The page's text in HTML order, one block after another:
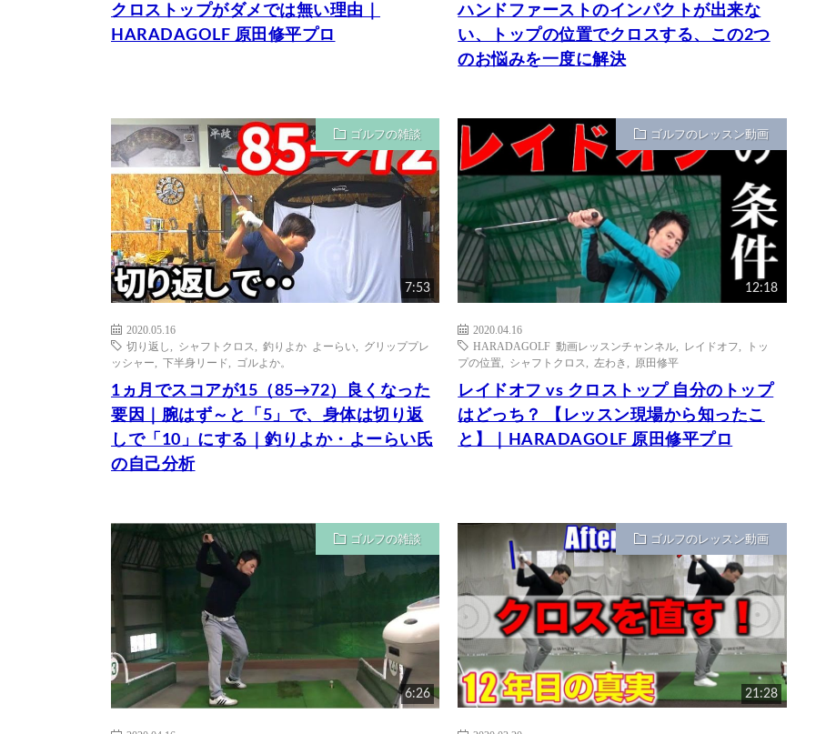
クロストップがダメでは無い理由｜
HARADAGOLF 原田修平プロ
ハンドファーストのインパクトが出来な
い、トップの位置でクロスする、この2つ
のお悩みを一度に解決
ゴルフの雑談
7:53
2020.05.16
切り返し
シャフトクロス 釣りよか よーらい
グリッププレ
ッシャー
下半身リード ゴルよか。
1ヵ月でスコアが15（85→72）良くなった
要因｜腕はず～と「5」で、身体は切り返
しで「10」にする｜釣りよか・よーらい氏
の自己分析
ゴルフのレッスン動画
12:18
2020.04.16
HARADAGOLF 動画レッスンチャンネル
レイドオフ
トッ
プの位置
シャフトクロス 左わき 原田修平
レイドオフ vs クロストップ 自分のトップ
はどっち？ 【レッスン現場から知ったこ
と】｜HARADAGOLF 原田修平プロ
ゴルフの雑談
6:26
ゴルフのレッスン動画
21:28